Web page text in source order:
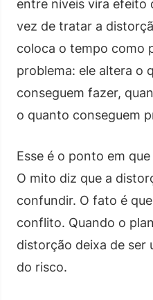
entre níveis vira efeito
vez de tratar a
coloca o tempo como
problema: ele altera o
conseguem fazer,
o quanto conseguem
Esse é o ponto em
O mito diz que a
confundir. O fato é
conflito. Quando o
distorção deixa de ser
do risco.